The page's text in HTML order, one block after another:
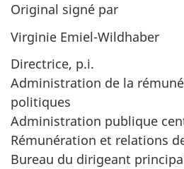
Original signé par
Virginie Emiel-Wildhaber
Directrice, p.i.
Administration de la
politiques
Administration publique
Rémunération et relations
Bureau du dirigeant